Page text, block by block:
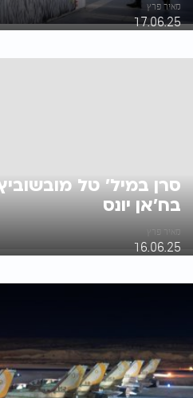
מאיר פרץ
17.06.25
סרן במיל' טל
בח'אן יונס
מאיר פרץ
16.06.25